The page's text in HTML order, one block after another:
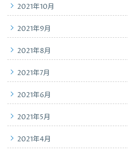
2021年10月
2021年9月
2021年8月
2021年7月
2021年6月
2021年5月
2021年4月